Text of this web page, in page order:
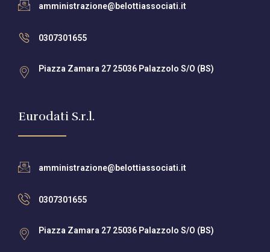
amministrazione@belottiassociati.it
0307301655
Piazza Zamara 27 25036 Palazzolo S/O (BS)
Eurodati S.r.l.
amministrazione@belottiassociati.it
0307301655
Piazza Zamara 27 25036 Palazzolo S/O (BS)